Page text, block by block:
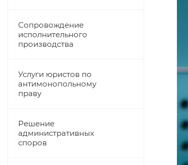
Сопровождение
исполнительного
производства
Услуги юристов по
антимонопольному
праву
Решение
административных
споров